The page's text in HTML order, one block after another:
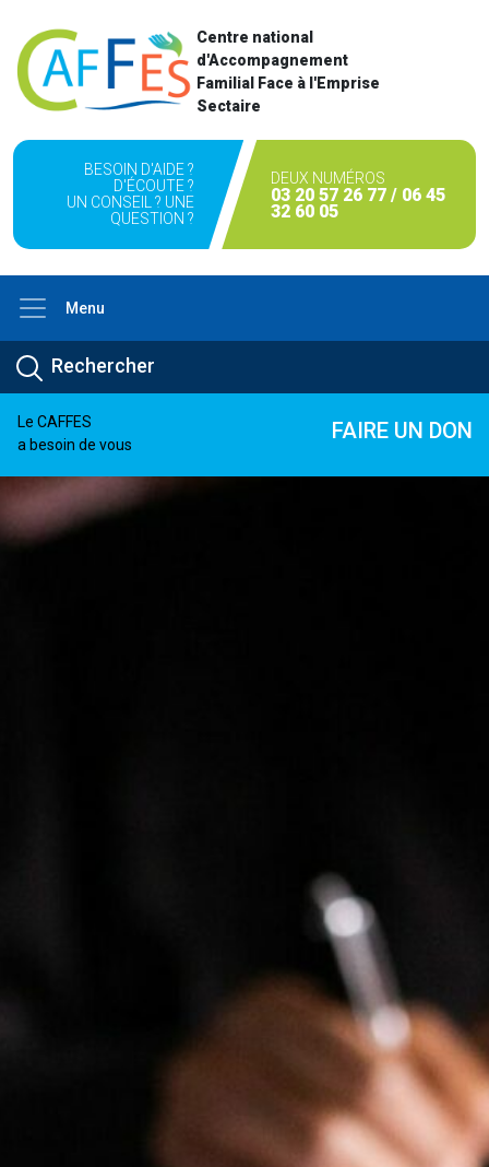
Centre national
d'Accompagnement
Familial Face à l'Emprise
Sectaire
BESOIN D'AIDE ?
D'ÉCOUTE ?
UN CONSEIL ? UNE
QUESTION ?
DEUX NUMÉROS
03 20 57 26 77 / 06 45
32 60 05
Menu
Le CAFFES
a besoin de vous
FAIRE UN DON